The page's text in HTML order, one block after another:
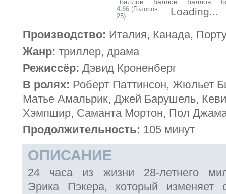
4.56 (Голосов:
25)
Loading...
Производство: Италия, Канада,
Жанр: триллер, драма
Режиссёр: Дэвид Кроненберг
В ролях: Роберт Паттинсон, Жюльет
Матье Амальрик, Джей Барушель,
Хэмпшир, Саманта Мортон, Пол
Продолжительность: 105 минут
ОПИСАНИЕ
24 часа из жизни 28-летнего
Эрика Пэкера, который изменяет